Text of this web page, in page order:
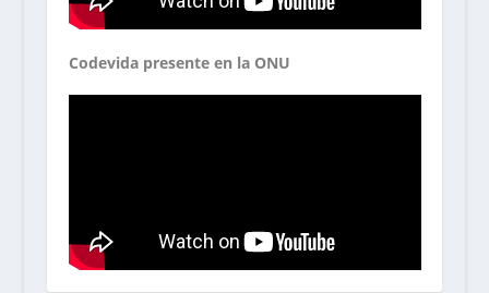
Codevida presente en la ONU